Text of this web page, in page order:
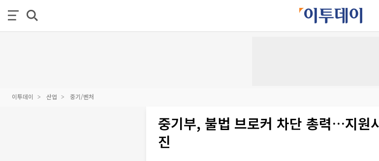
이투데이 산업 중기/벤처
중기부, 불법 브로커 차단 총력…지원
진